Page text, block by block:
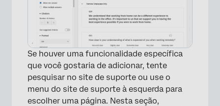
Se houver uma funcionalidade específica
que você gostaria de adicionar, tente
pesquisar no site de suporte ou use o
menu do site de suporte à esquerda para
escolher uma página. Nesta seção,